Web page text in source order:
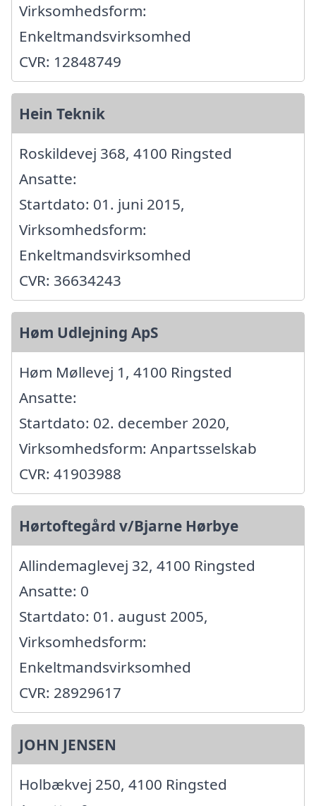
Virksomhedsform:
Enkeltmandsvirksomhed
CVR: 12848749
Hein Teknik
Roskildevej 368, 4100 Ringsted
Ansatte:
Startdato: 01. juni 2015,
Virksomhedsform:
Enkeltmandsvirksomhed
CVR: 36634243
Høm Udlejning ApS
Høm Møllevej 1, 4100 Ringsted
Ansatte:
Startdato: 02. december 2020,
Virksomhedsform: Anpartsselskab
CVR: 41903988
Hørtoftegård v/Bjarne Hørbye
Allindemaglevej 32, 4100 Ringsted
Ansatte: 0
Startdato: 01. august 2005,
Virksomhedsform:
Enkeltmandsvirksomhed
CVR: 28929617
JOHN JENSEN
Holbækvej 250, 4100 Ringsted